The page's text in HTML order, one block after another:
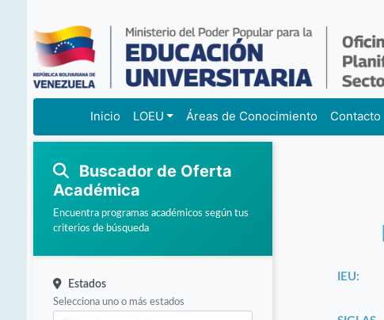
Inicio LOEU Áreas de Conocimiento Contacto
Buscador de Oferta
Académica
Encuentra programas académicos según tus
criterios de búsqueda
Estados
Selecciona uno o más estados
IEU: